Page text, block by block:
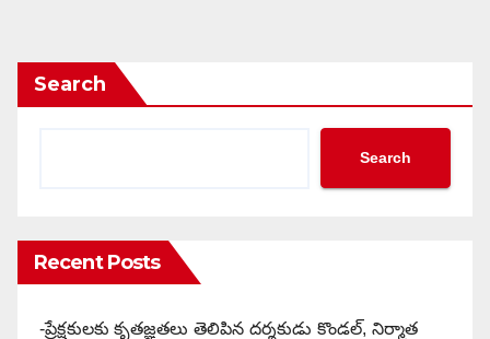
Search
Search
Recent Posts
-ప్రేక్షకులకు కృతజ్ఞతలు తెలిపిన దర్శకుడు కొండల్, నిర్మాత